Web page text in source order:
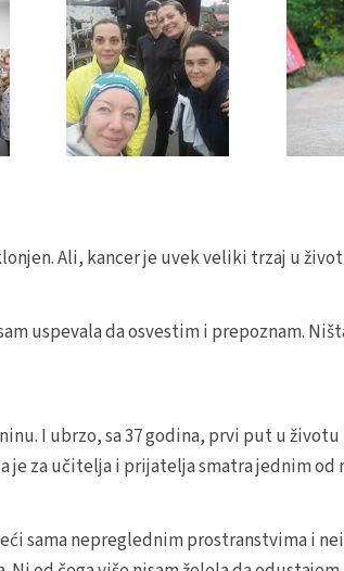
Ali, kancer je uvek veliki trzaj u
uspevala da osvestim i prepoznam.
I ubrzo, sa 37 godina, prvi put u životu
je za učitelja i prijatelja smatra jednim od
sama nepreglednim prostranstvima i